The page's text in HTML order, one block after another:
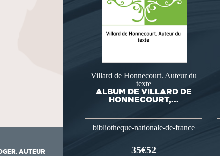
AUTEUR
Villard de Honnecourt. Auteur du
texte
ALBUM DE VILLARD DE
HONNECOURT,...
bibliotheque-nationale-de-france
35€52